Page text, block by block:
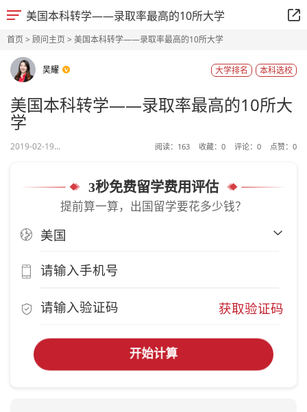
美国本科转学——录取率最高的10所大学
首页> 顾问主页> 美国本科转学——录取率最高的10所大学
吴耀 本科选校
大学排名
美国本科转学——录取率最高的10所大
学
2019-02-19... 阅读： 163 收藏： 0 评论： 0 点赞： 0
3秒免费留学费用评估
提前算一算，出国留学要花多少钱？
获取验证码
开始计算